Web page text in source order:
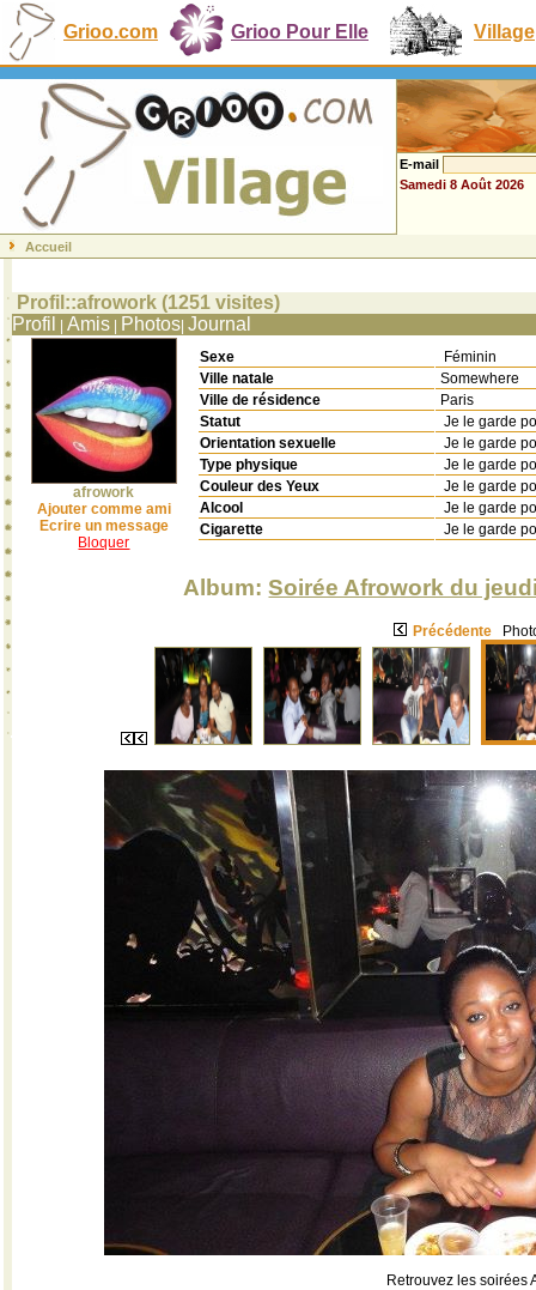
Grioo.com Grioo Pour Elle Village
E-mail
Samedi 8 Août 2026
Accueil
Profil::afrowork (1251 visites)
Profil
Amis Photos Journal
afrowork
Ajouter comme ami
Ecrire un message
Bloquer
Sexe
Féminin
Ville natale
Somewhere
Ville de résidence
Paris
Statut
Je le garde
Orientation sexuelle
Je le garde
Type physique
Je le garde
Couleur des Yeux
Je le garde
Alcool
Je le garde
Cigarette
Je le garde
Album:Soirée Afrowork du
Précédente
Retrouvez les soirées